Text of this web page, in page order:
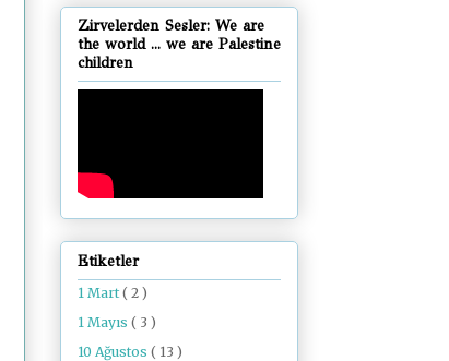
Zirvelerden Sesler: We are
the world ... we are Palestine
children
Etiketler
1 Mart ( 2 )
1 Mayıs ( 3 )
10 Ağustos ( 13 )